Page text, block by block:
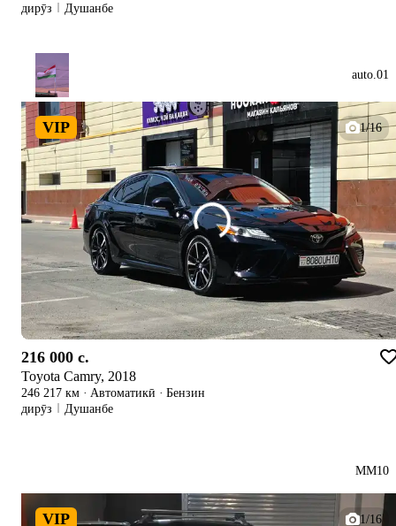
дирӯз Душанбе
auto.01
VIP 1/16
216 000 c.
Toyota Camry, 2018
246 217 км · Автоматикӣ · Бензин
дирӯз
Душанбе
MM10
VIP 1/16